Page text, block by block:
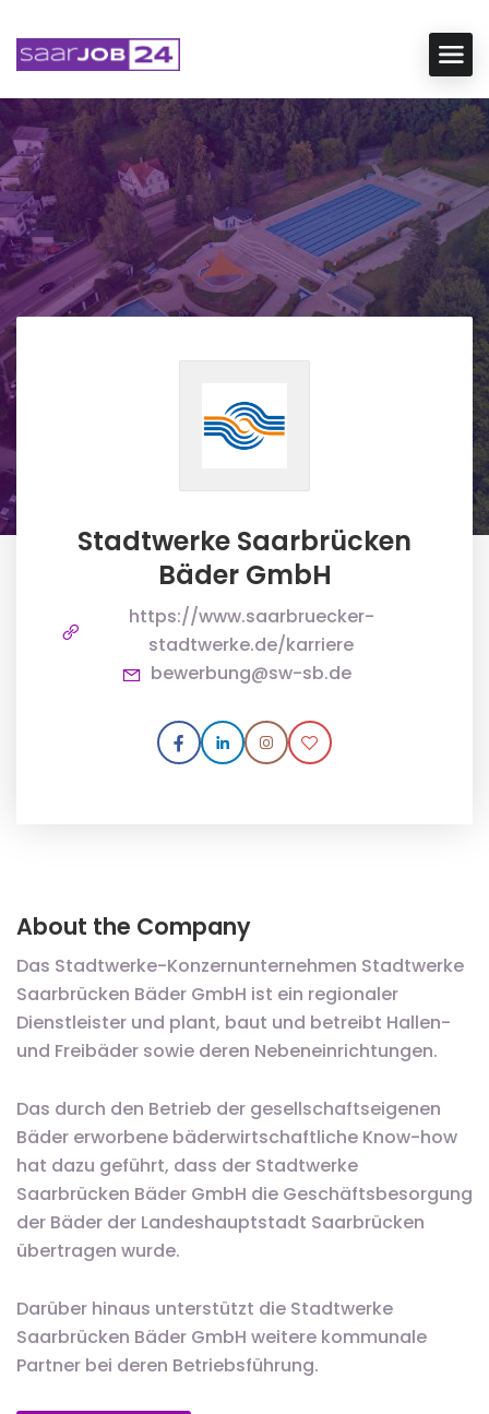
Stadtwerke Saarbrücken
Bäder GmbH
https://www.saarbruecker-
stadtwerke.de/karriere
bewerbung@sw-sb.de
About the Company
Das Stadtwerke-Konzernunternehmen Stadtwerke
Saarbrücken Bäder GmbH ist ein regionaler
Dienstleister und plant, baut und betreibt Hallen-
und Freibäder sowie deren Nebeneinrichtungen.
Das durch den Betrieb der gesellschaftseigenen
Bäder erworbene bäderwirtschaftliche Know-how
hat dazu geführt, dass der Stadtwerke
Saarbrücken Bäder GmbH die Geschäftsbesorgung
der Bäder der Landeshauptstadt Saarbrücken
übertragen wurde.
Darüber hinaus unterstützt die Stadtwerke
Saarbrücken Bäder GmbH weitere kommunale
Partner bei deren Betriebsführung.